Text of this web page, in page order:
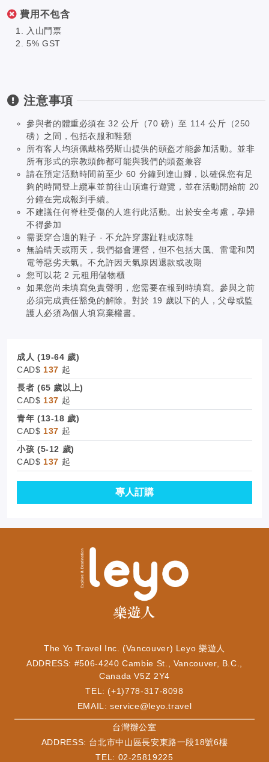
費用不包含
入山門票
5% GST
注意事項
參與者的體重必須在 32 公斤（70 磅）至 114 公斤（250
磅）之間，包括衣服和鞋類
所有客人均須佩戴格勞斯山提供的頭盔才能參加活動。並非
所有形式的宗教頭飾都可能與我們的頭盔兼容
請在預定活動時間前至少 60 分鐘到達山腳，以確保您有足
夠的時間登上纜車並前往山頂進行遊覽，並在活動開始前 20
分鐘在完成報到手續。
不建議任何脊柱受傷的人進行此活動。出於安全考慮，孕婦
不得參加
需要穿合適的鞋子 - 不允許穿露趾鞋或涼鞋
無論晴天或雨天，我們都會運營，但不包括大風、雷電和閃
電等惡劣天氣。不允許因天氣原因退款或改期
您可以花 2 元租用儲物櫃
如果您尚未填寫免責聲明，您需要在報到時填寫。參與之前
必須完成責任豁免的解除。對於 19 歲以下的人，父母或監
護人必須為個人填寫棄權書。
成人 (19-64 歲)
CAD$ 137 起
長者 (65 歲以上)
CAD$ 137 起
青年 (13-18 歲)
CAD$ 137 起
小孩 (5-12 歲)
CAD$ 137 起
專人訂購
The Yo Travel Inc. (Vancouver) Leyo 樂遊人
ADDRESS: #506-4240 Cambie St., Vancouver, B.C.,
Canada V5Z 2Y4
TEL: (+1)778-317-8098
EMAIL:service@leyo.travel
​台灣辦公室
ADDRESS: 台北市中山區長安東路一段18號6樓
TEL: 02-25819225